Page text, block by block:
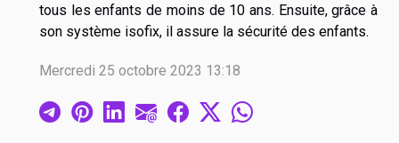
tous les enfants de moins de 10 ans. Ensuite, grâce à
son système isofix, il assure la sécurité des enfants.
Mercredi 25 octobre 2023 13:18